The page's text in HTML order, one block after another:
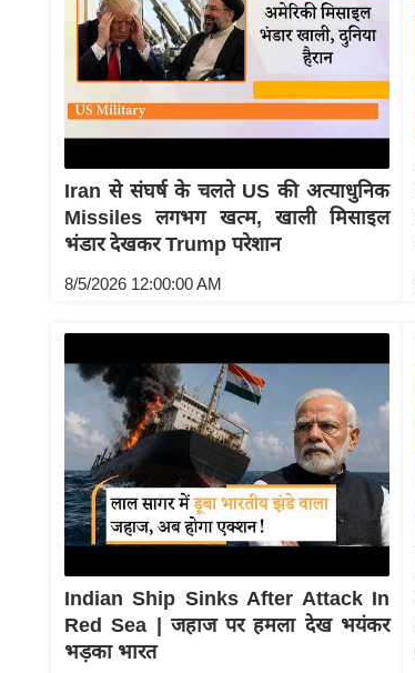
Iran से संघर्ष के चलते US की अत्याधुनिक
Missiles लगभग खत्म, खाली मिसाइल
भंडार देखकर Trump परेशान
8/5/2026 12:00:00 AM
Indian Ship Sinks After Attack In
Red Sea | जहाज पर हमला देख भयंकर
भड़का भारत